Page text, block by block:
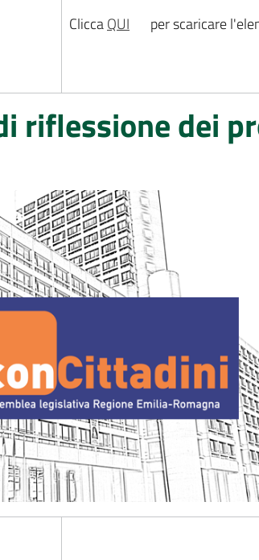
CliccaQUI per scaricare
riflessione dei